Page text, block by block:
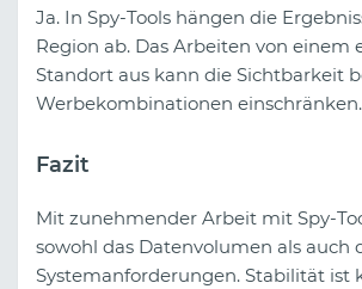
Ja. In Spy-Tools hängen die
Region ab. Das Arbeiten von einem
Standort aus kann die Sichtbarkeit
Werbekombinationen einschränken.
Fazit
Mit zunehmender Arbeit mit Spy-
sowohl das Datenvolumen als auch
Systemanforderungen. Stabilität ist